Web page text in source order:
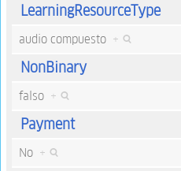
LearningResourceType
audio compuesto +
NonBinary
falso +
Payment
No +